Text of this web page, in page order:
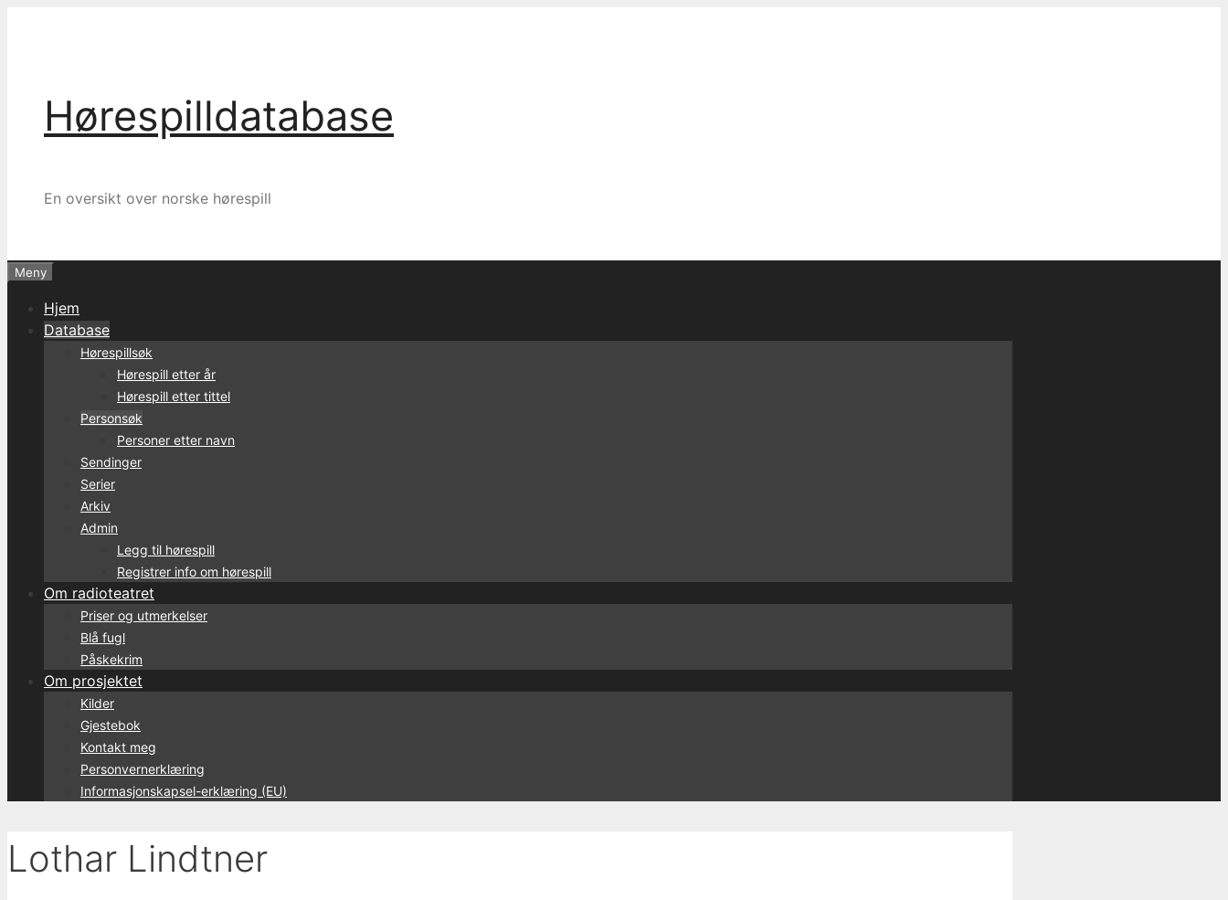
Hørespilldatabase
En oversikt over norske hørespill
Meny
Hjem
Database
Hørespillsøk
Hørespill etter år
Hørespill etter tittel
Personsøk
Personer etter navn
Sendinger
Serier
Arkiv
Admin
Legg til hørespill
Registrer info om hørespill
Om radioteatret
Priser og utmerkelser
Blå fugl
Påskekrim
Om prosjektet
Kilder
Gjestebok
Kontakt meg
Personvernerklæring
Informasjonskapsel-erklæring (EU)
Lothar Lindtner